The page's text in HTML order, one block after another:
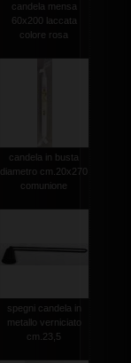
candela mensa
60x200 laccata
colore rosa
candela in busta
diametro cm.20x270
comunione
spegni candela in
metallo verniciato
cm.23,5